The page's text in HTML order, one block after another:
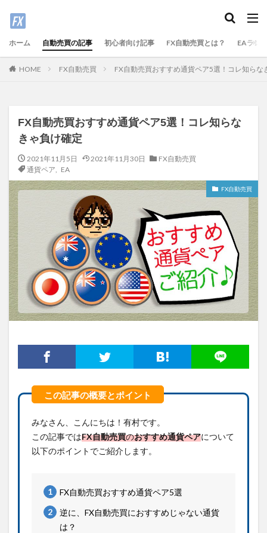
ホーム 自動売買の記事 初心者向け記事 FX自動売買とは？ EAラン
HOME FX自動売買 FX自動売買おすすめ通貨ペア5選！コレ知らな
FX自動売買おすすめ通貨ペア5選！コレ知らな
きゃ負け確定
2021年11月5日 2021年11月30日
FX自動売買
通貨ペア
EA
FX自動売買
みなさん、こんにちは！有村です。
この記事ではFX自動売買のおすすめ通貨ペアについて
以下のポイントでご紹介します。
FX自動売買おすすめ通貨ペア5選
逆に、FX自動売買におすすめじゃない通貨
は？